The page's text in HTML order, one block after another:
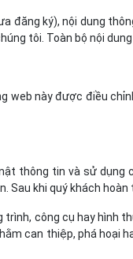
đăng ký), nội dung
tôi. Toàn bộ nội
web này được điều
thông tin và sử
khi quý khách
công cụ hay hình
can thiệp, phá hoại